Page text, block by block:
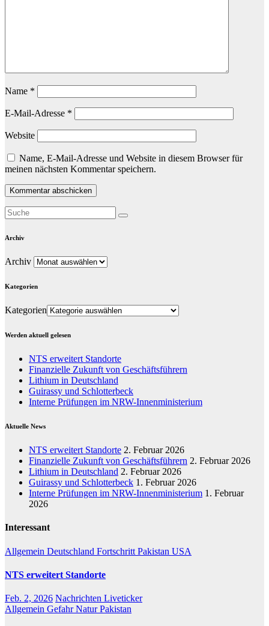
Name *
E-Mail-Adresse *
Website
Name, E-Mail-Adresse und Website in diesem Browser für
meinen nächsten Kommentar speichern.
Archiv
Archiv
Kategorien
Kategorien
Werden aktuell gelesen
NTS erweitert Standorte
Finanzielle Zukunft von Geschäftsführern
Lithium in Deutschland
Guirassy und Schlotterbeck
Interne Prüfungen im NRW-Innenministerium
Aktuelle News
NTS erweitert Standorte 2. Februar 2026
Finanzielle Zukunft von Geschäftsführern 2. Februar 2026
Lithium in Deutschland 2. Februar 2026
Guirassy und Schlotterbeck 1. Februar 2026
Interne Prüfungen im NRW-Innenministerium 1. Februar
2026
Interessant
Allgemein Deutschland Fortschritt Pakistan USA
NTS erweitert Standorte
Feb. 2, 2026 Nachrichten Liveticker
Allgemein GefahrNaturPakistan